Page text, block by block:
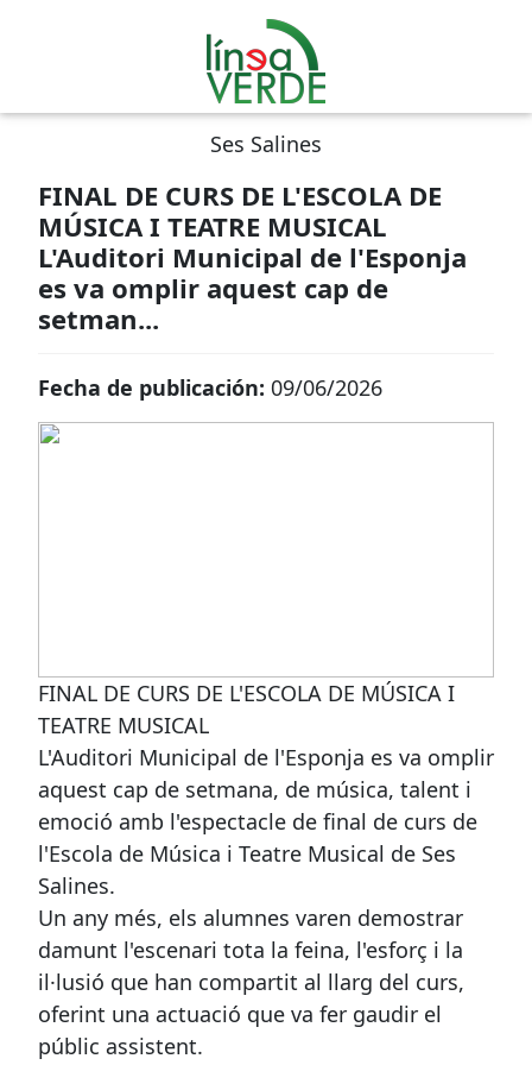
Ses Salines
FINAL DE CURS DE L'ESCOLA DE
MÚSICA I TEATRE MUSICAL
L'Auditori Municipal de l'Esponja
es va omplir aquest cap de
setman...
Fecha de publicación: 09/06/2026
FINAL DE CURS DE L'ESCOLA DE MÚSICA I
TEATRE MUSICAL
L'Auditori Municipal de l'Esponja es va omplir
aquest cap de setmana, de música, talent i
emoció amb l'espectacle de final de curs de
l'Escola de Música i Teatre Musical de Ses
Salines.
Un any més, els alumnes varen demostrar
damunt l'escenari tota la feina, l'esforç i la
il·lusió que han compartit al llarg del curs,
oferint una actuació que va fer gaudir el
públic assistent.